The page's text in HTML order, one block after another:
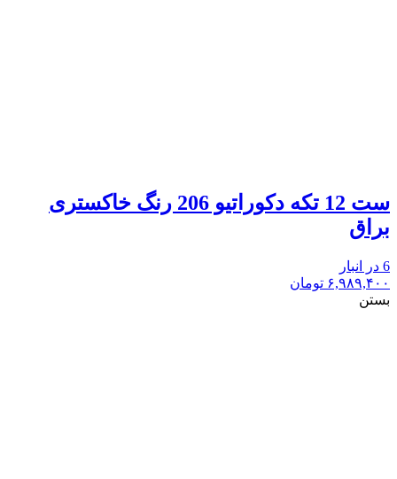
ست 12 تکه دکوراتیو 206 رنگ خاکستری
براق
6 در انبار
۶,۹۸۹,۴۰۰ تومان
بستن